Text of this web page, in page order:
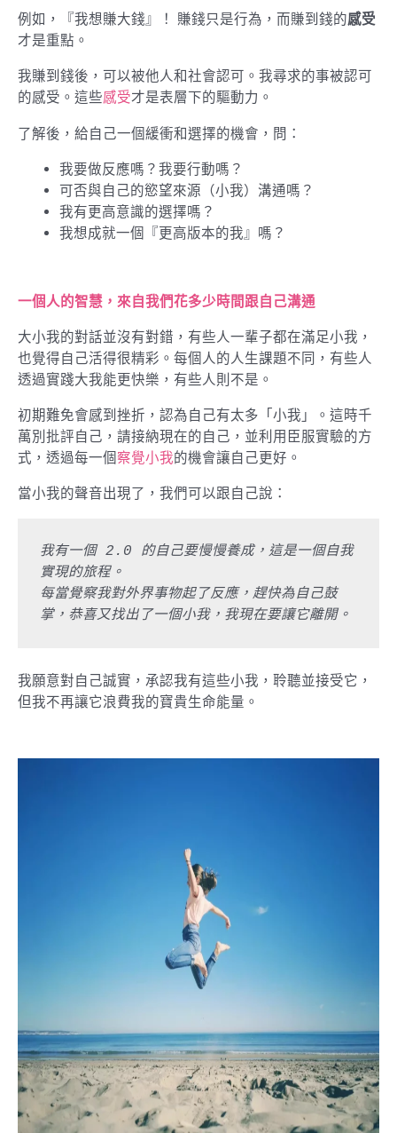
例如，『我想賺大錢』！ 賺錢只是行為，而賺到錢的感受
才是重點。
我賺到錢後，可以被他人和社會認可。我尋求的事被認可
的感受。這些感受才是表層下的驅動力。
了解後，給自己一個緩衝和選擇的機會，問：
我要做反應嗎？我要行動嗎？
可否與自己的慾望來源（小我）溝通嗎？
我有更高意識的選擇嗎？
我想成就一個『更高版本的我』嗎？
一個人的智慧，來自我們花多少時間跟自己溝通
大小我的對話並沒有對錯，有些人一輩子都在滿足小我，
也覺得自己活得很精彩。每個人的人生課題不同，有些人
透過實踐大我能更快樂，有些人則不是。
初期難免會感到挫折，認為自己有太多「小我」。這時千
萬別批評自己，請接納現在的自己，並利用臣服實驗的方
式，透過每一個察覺小我的機會讓自己更好。
當小我的聲音出現了，我們可以跟自己說：
我有一個 2.0 的自己要慢慢養成，這是一個自我
實現的旅程。
每當覺察我對外界事物起了反應，趕快為自己鼓
掌，恭喜又找出了一個小我，我現在要讓它離開。
我願意對自己誠實，承認我有這些小我，聆聽並接受它，
但我不再讓它浪費我的寶貴生命能量。